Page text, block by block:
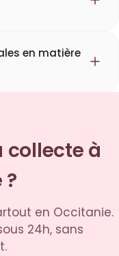
en matière
collecte à
?
en Occitanie.
24h, sans